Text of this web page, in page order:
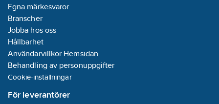
Egna märkesvaror
Branscher
Jobba hos oss
Hållbarhet
Användarvillkor Hemsidan
Behandling av personuppgifter
Cookie-inställningar
För leverantörer